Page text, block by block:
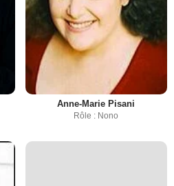
Anne-Marie Pisani
Rôle : Nono